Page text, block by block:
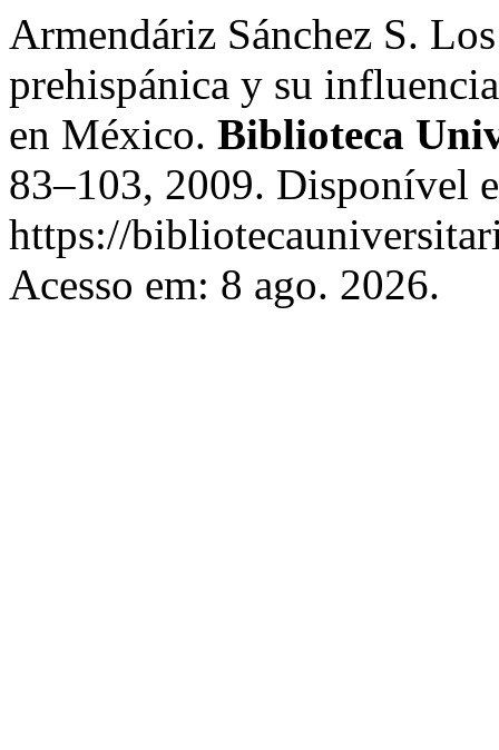
Armendáriz Sánchez S.
prehispánica y su
en México. Biblioteca
83–103, 2009. Disponível
https://
Acesso em: 8 ago. 2026.